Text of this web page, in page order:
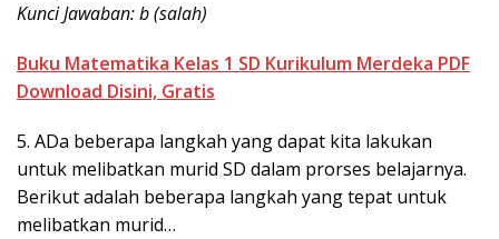
Kunci Jawaban: b (salah)
Buku Matematika Kelas 1 SD Kurikulum Merdeka PDF
Download Disini, Gratis
5. ADa beberapa langkah yang dapat kita lakukan
untuk melibatkan murid SD dalam prorses belajarnya.
Berikut adalah beberapa langkah yang tepat untuk
melibatkan murid…